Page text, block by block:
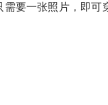
需要一张照片，即可